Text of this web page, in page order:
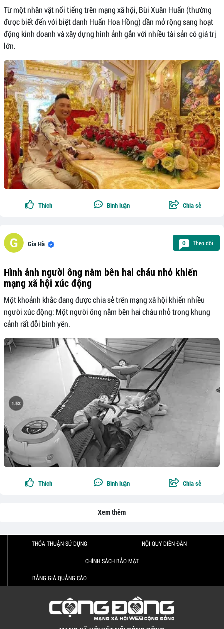
Từ một nhân vật nổi tiếng trên mạng xã hội, Bùi Xuân Huấn (thường
được biết đến với biệt danh Huấn Hoa Hồng) dần mở rộng sang hoạt
động kinh doanh và xây dựng hình ảnh gắn với nhiều tài sản có giá trị
lớn.
Thích Bình luận Chia sẻ
Gia Hà 0 Theo dõi
Hình ảnh người ông nằm bên hai cháu nhỏ khiến
mạng xã hội xúc động
Một khoảnh khắc đang được chia sẻ trên mạng xã hội khiến nhiều
người xúc động: Một người ông nằm bên hai cháu nhỏ trong khung
cảnh rất đỗi bình yên.
Thích Bình luận Chia sẻ
Xem thêm
THỎA THUẬN SỬ DỤNG NỘI QUY DIỄN ĐÀN
CHÍNH SÁCH BẢO MẬT
BẢNG GIÁ QUẢNG CÁO